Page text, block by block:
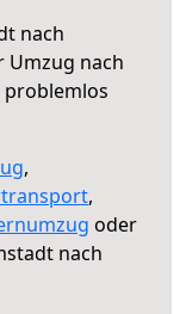
nach
Umzug nach
problemlos
,
,
oder
nach